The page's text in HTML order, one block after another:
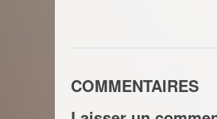
COMMENTAIRES